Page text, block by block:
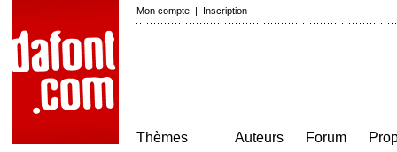
Mon compte | Inscription
Thèmes
Auteurs
Forum